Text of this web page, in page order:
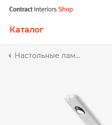
Каталог
Настольные лампы